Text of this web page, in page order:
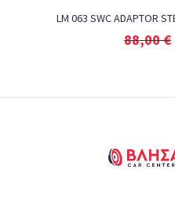
LM 063 SWC ADAPTOR
88,00€